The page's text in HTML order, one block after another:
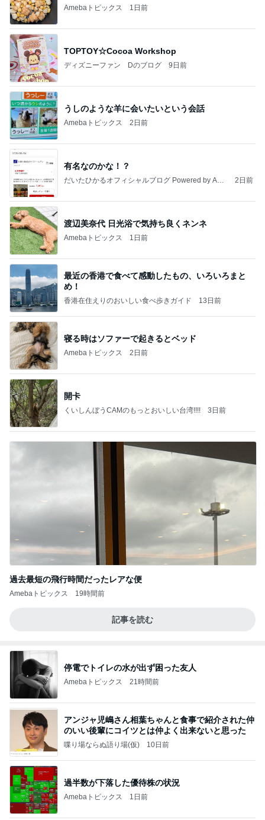
Amebaトピックス 1日前
TOPTOY☆Cocoa Workshop
ディズニーファン Dのブログ 9日前
うしのような羊に会いたいという会話
Amebaトピックス 2日前
有名なのかな！？
だいたひかるオフィシャルブログ Powered by Ame
2日前
渡辺美奈代 日光浴で気持ち良くネンネ
Amebaトピックス 1日前
最近の香港で食べて感動したもの、いろいろまと
め！
香港在住えりのおいしい食べ歩きガイド 13日前
寝る時はソファーで起きるとベッド
Amebaトピックス 2日前
開卡
くいしんぼうCAMのもっとおいしい台湾!!!! 3日前
過去最短の飛行時間だったレアな便
Amebaトピックス 19時間前
記事を読む
停電でトイレの水が出ず困った友人
Amebaトピックス 21時間前
アンジャ児嶋さん相葉ちゃんと食事で紹介された仲
のいい後輩にコイツとは仲よく出来ないと思った
喋り場ならぬ語り場(仮) 10日前
過半数が下落した優待株の状況
Amebaトピックス 1日前